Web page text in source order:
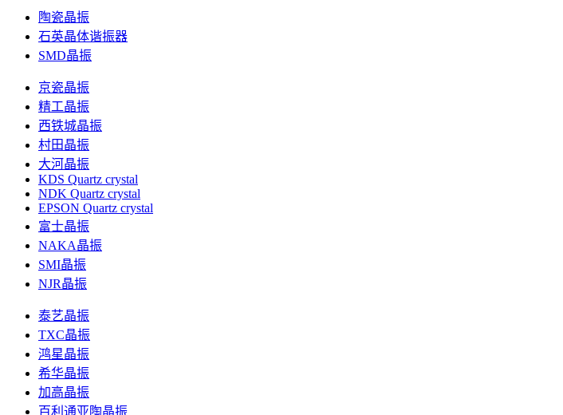
陶瓷晶振
石英晶体谐振器
SMD晶振
京瓷晶振
精工晶振
西铁城晶振
村田晶振
大河晶振
KDS Quartz crystal
NDK Quartz crystal
EPSON Quartz crystal
富士晶振
NAKA晶振
SMI晶振
NJR晶振
泰艺晶振
TXC晶振
鸿星晶振
希华晶振
加高晶振
百利通亚陶晶振